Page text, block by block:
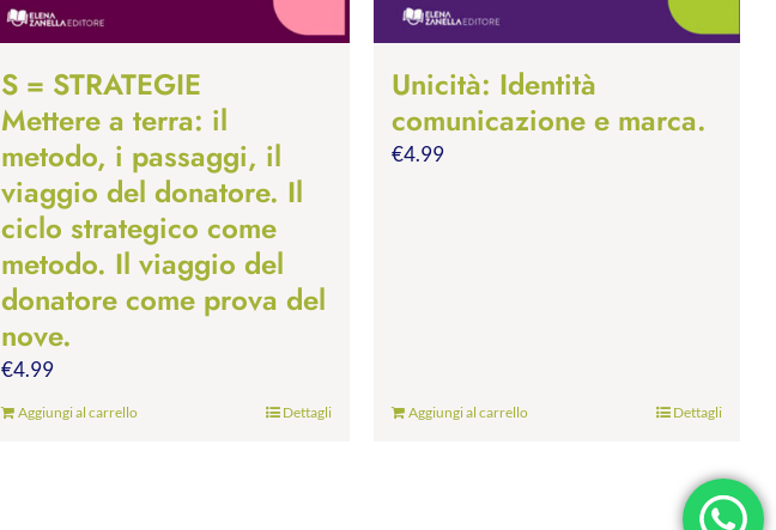
S = STRATEGIE
Mettere a terra: il
metodo, i passaggi, il
viaggio del donatore. Il
ciclo strategico come
metodo. Il viaggio del
donatore come prova del
nove.
€4.99
Aggiungi al carrello Dettagli
Unicità: Identità
comunicazione e marca.
€4.99
Aggiungi al carrello Dettagli